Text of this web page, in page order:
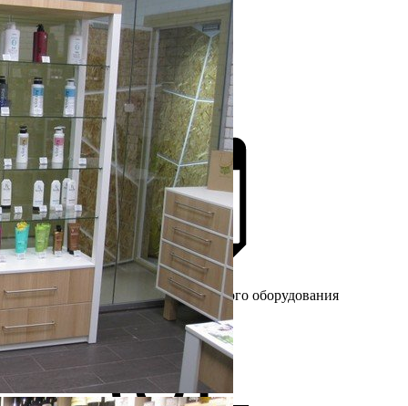
Более 25 лет на рынке торгового оборудования